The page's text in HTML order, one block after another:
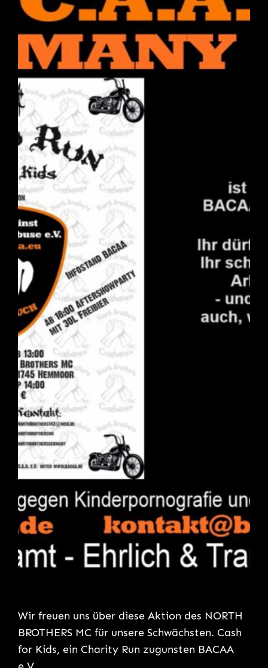
Wir freuen uns über diese Aktion des NORTH
BROTHERS MC für unsere Schwächsten. Cash
for Kids, ein Charity Run zugunsten BACAA